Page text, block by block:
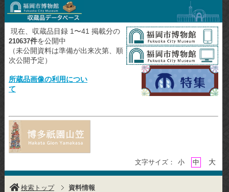
現在、収蔵品目録 1〜41 掲載分の
210637件を公開中
（未公開資料は準備が出来次第、順
次公開予定）
所蔵品画像の利用につい
て
文字サイズ： 小 中 大
検索トップ 資料情報